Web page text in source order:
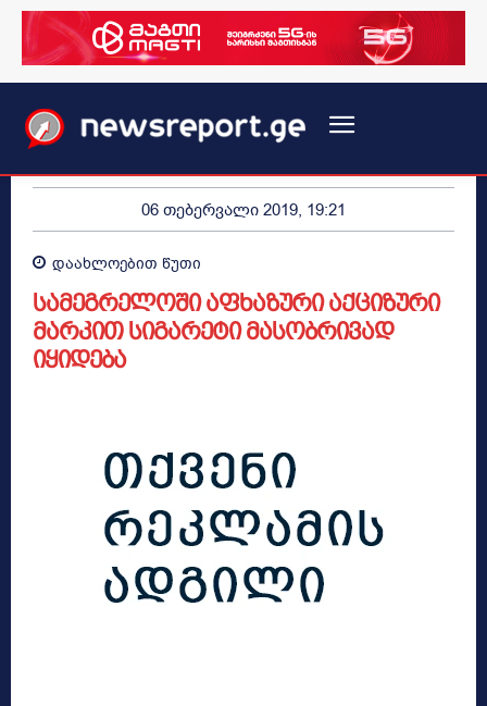
06 თებერვალი 2019, 19:21
დაახლოებით წუთი
სამეგრელოში აფხაზური აქციზური
მარკით სიგარეტი მასობრივად
იყიდება